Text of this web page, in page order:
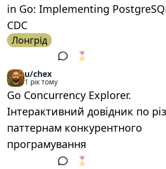
in Go: Implementing
CDC
Лонгрід
🎖️
u/chex
1 рік тому
Go Concurrency Explorer.
Інтерактивний довідник по
паттернам конкурентного
програмування
🎖️